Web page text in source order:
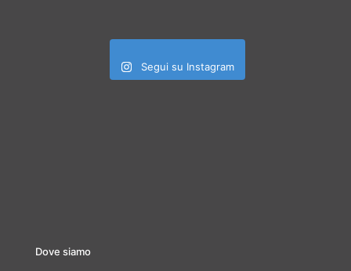
Segui su Instagram
Dove siamo